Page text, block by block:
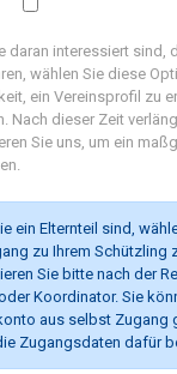
daran interessiert sind,
wählen Sie diese
ein Vereinsprofil zu
Nach dieser Zeit
Sie uns, um ein
ein Elternteil sind,
zu Ihrem Schützling
Sie bitte nach der
Koordinator. Sie
aus selbst Zugang
Zugangsdaten dafür